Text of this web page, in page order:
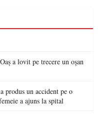
a lovit pe trecere un oșan
un accident pe o
a ajuns la spital